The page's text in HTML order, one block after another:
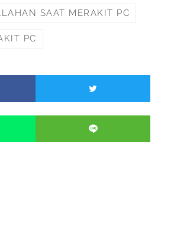
SAAT MERAKIT PC
PC